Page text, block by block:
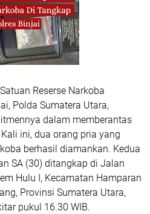
Reserse Narkoba
Polda Sumatera Utara,
dalam memberantas
ini, dua orang pria yang
berhasil diamankan. Kedua
SA (30) ditangkap di Jalan
Hulu I, Kecamatan Hamparan
Provinsi Sumatera Utara,
pukul 16.30 WIB.